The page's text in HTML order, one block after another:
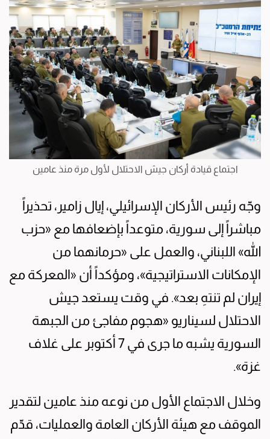
اجتماع قيادة أركان جيش الاحتلال لأول مرة منذ عامين
وجّه رئيس الأركان الإسرائيلي، إيال زامير، تحذيراً
مباشراً إلى سورية، متوعداً بإضعافها مع «حزب
الله» اللبناني، والعمل على «حرمانهما من
الإمكانات الاستراتيجية»، ومؤكداً أن «المعركة مع
إيران لم تنتهِ بعد». في وقت يستعد جيش
الاحتلال لسيناريو «هجوم مفاجئ من الجبهة
السورية يشبه ما جرى في 7 أكتوبر على غلاف
غزة».
وخلال الاجتماع الأول من نوعه منذ عامين لتقدير
الموقف مع هيئة الأركان العامة والعمليات، قدّم